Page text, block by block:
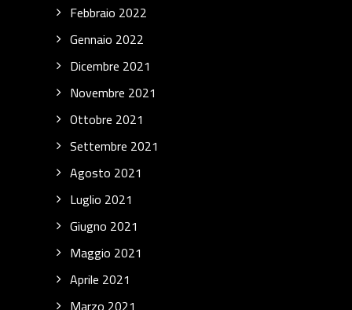
Febbraio 2022
Gennaio 2022
Dicembre 2021
Novembre 2021
Ottobre 2021
Settembre 2021
Agosto 2021
Luglio 2021
Giugno 2021
Maggio 2021
Aprile 2021